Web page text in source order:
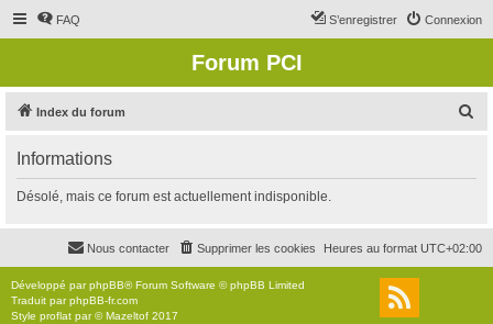
FAQ Connexion
S’enregistrer
Forum PCI
Index du forum
r
c
Informations
Désolé, mais ce forum est actuellement indisponible.
Heures au format UTC+02:00
Supprimer les cookies
Nous contacter
Développé parphpBB® Forum Software © phpBB Limited
Traduit parphpBB-fr.com
Style proflat par ©Mazeltof 2017